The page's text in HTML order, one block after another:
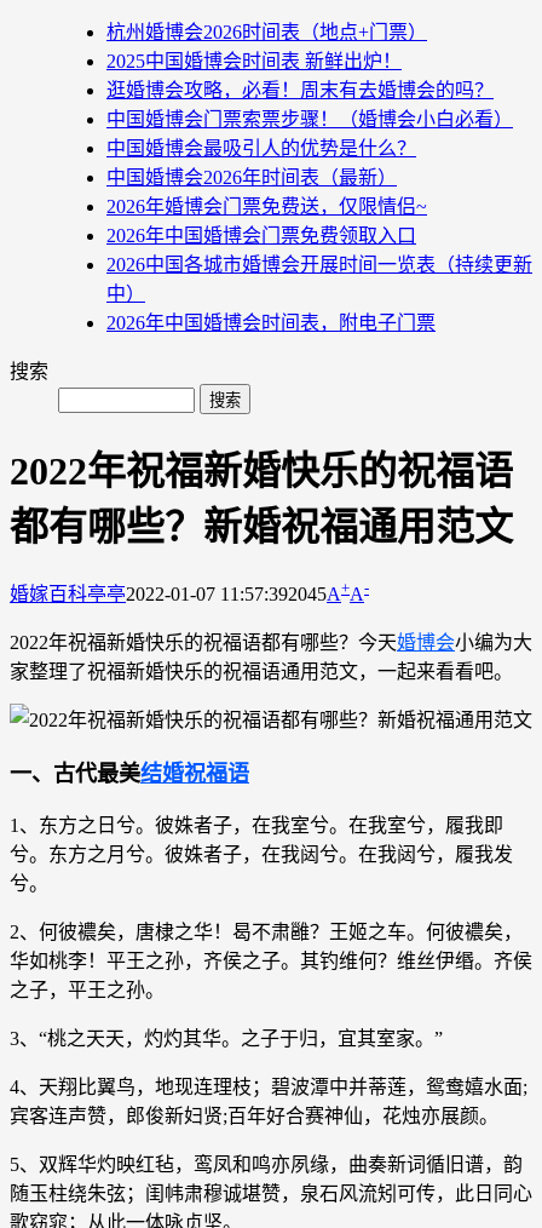
杭州婚博会2026时间表（地点+门票）
2025中国婚博会时间表 新鲜出炉！
逛婚博会攻略，必看！周末有去婚博会的吗？
中国婚博会门票索票步骤！（婚博会小白必看）
中国婚博会最吸引人的优势是什么？
中国婚博会2026年时间表（最新）
2026年婚博会门票免费送，仅限情侣~
2026年中国婚博会门票免费领取入口
2026中国各城市婚博会开展时间一览表（持续更新
中）
2026年中国婚博会时间表，附电子门票
搜索
2022年祝福新婚快乐的祝福语
都有哪些？新婚祝福通用范文
婚嫁百科亭亭2022-01-07 11:57:392045A+A-
2022年祝福新婚快乐的祝福语都有哪些？今天婚博会小编为大
家整理了祝福新婚快乐的祝福语通用范文，一起来看看吧。
一、古代最美结婚祝福语
1、东方之日兮。彼姝者子，在我室兮。在我室兮，履我即
兮。东方之月兮。彼姝者子，在我闼兮。在我闼兮，履我发
兮。
2、何彼襛矣，唐棣之华！曷不肃雝？王姬之车。何彼襛矣，
华如桃李！平王之孙，齐侯之子。其钓维何？维丝伊缗。齐侯
之子，平王之孙。
3、“桃之天天，灼灼其华。之子于归，宜其室家。”
4、天翔比翼鸟，地现连理枝；碧波潭中并蒂莲，鸳鸯嬉水面;
宾客连声赞，郎俊新妇贤;百年好合赛神仙，花烛亦展颜。
5、双辉华灼映红毡，鸾凤和鸣亦夙缘，曲奏新词循旧谱，韵
随玉柱绕朱弦；闺帏肃穆诚堪赞，泉石风流矧可传，此日同心
歌窈窕；从此一体咏贞坚。